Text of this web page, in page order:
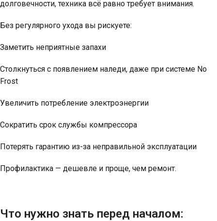
долговечности, техника всё равно требует внимания.
Без регулярного ухода вы рискуете:
Заметить неприятные запахи
Столкнуться с появлением наледи, даже при системе No
Frost
Увеличить потребление электроэнергии
Сократить срок службы компрессора
Потерять гарантию из-за неправильной эксплуатации
Профилактика — дешевле и проще, чем ремонт.
Что нужно знать перед началом: